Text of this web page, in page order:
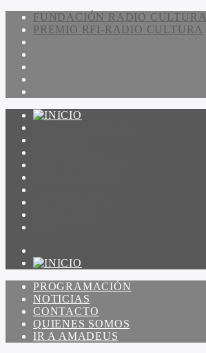
FUNDACIÓN RADIO CULTURA
PREMIO RFI-RADIO CULTURA
PROGRAMACIÓN
NOTICIAS
CONTACTO
QUIENES SOMOS
IR A AMADEUS